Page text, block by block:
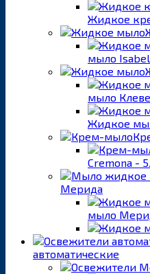
Жидкое
мыло
мыло
Жидкое
Cremona -
Мерида
мыло
автоматические